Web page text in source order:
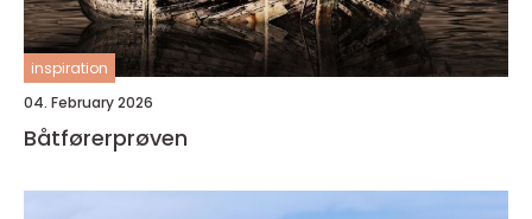
inspiration
04. February 2026
Båtførerprøven